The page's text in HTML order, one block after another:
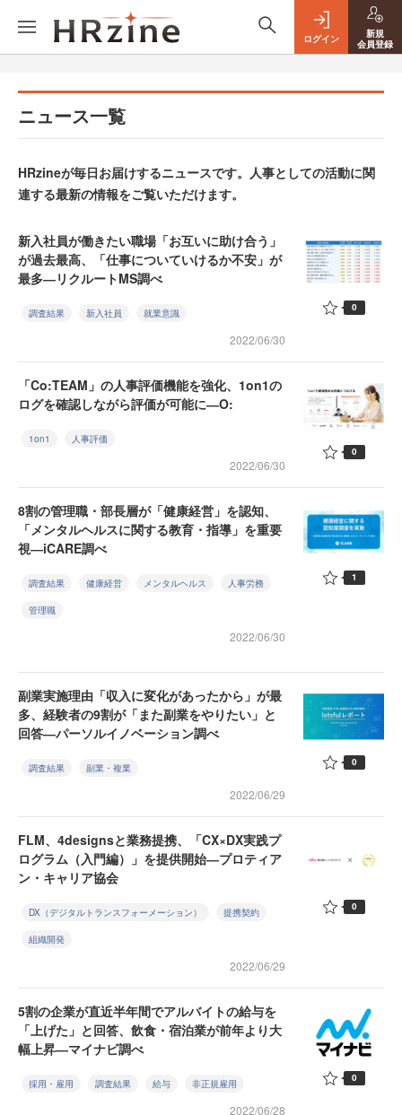
ログイン
新規
会員登録
ニュース一覧
HRzineが毎日お届けするニュースです。人事としての活動に関
連する最新の情報をご覧いただけます。
新入社員が働きたい職場「お互いに助け合う」
が過去最高、「仕事についていけるか不安」が
最多―リクルートMS調べ
調査結果 新入社員 就業意識
2022/06/30
0
「Co:TEAM」の人事評価機能を強化、1on1の
ログを確認しながら評価が可能に―O:
1on1 人事評価
2022/06/30
0
8割の管理職・部長層が「健康経営」を認知、
「メンタルヘルスに関する教育・指導」を重要
視―iCARE調べ
調査結果 健康経営 メンタルヘルス 人事労務
管理職
2022/06/30
1
副業実施理由「収入に変化があったから」が最
多、経験者の9割が「また副業をやりたい」と
回答―パーソルイノベーション調べ
調査結果 副業・複業
2022/06/29
0
FLM、4designsと業務提携、「CX×DX実践プ
ログラム（入門編）」を提供開始―プロティア
ン・キャリア協会
DX（デジタルトランスフォーメーション） 提携契約
組織開発
2022/06/29
0
5割の企業が直近半年間でアルバイトの給与を
「上げた」と回答、飲食・宿泊業が前年より大
幅上昇―マイナビ調べ
採用・雇用 調査結果 給与 非正規雇用
2022/06/28
0